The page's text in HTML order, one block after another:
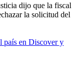
dijo que la fiscal
la solicitud del
país en Discover y